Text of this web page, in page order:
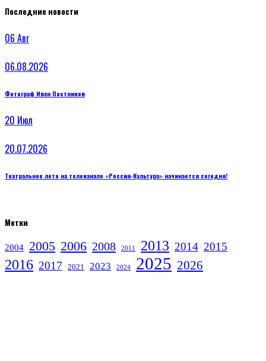
Последние новости
06 Авг
06.08.2026
Фотограф Иван Постников
20 Июл
20.07.2026
Театральное лето на телеканале «Россия‑Культура» начинается сегодня!
Метки
2004 2005 2006 2008 2011 2013 2014 2015
2016 2017 2021 2023 2024 2025 2026